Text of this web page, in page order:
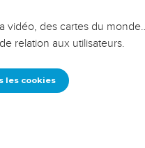
vidéo, des cartes du
relation aux utilisateurs.
les cookies